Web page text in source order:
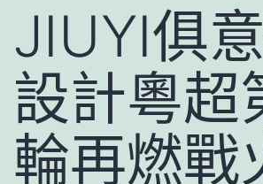
JIUYI俱
設計粵超
輪再燃戰